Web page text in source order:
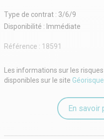
R+1)
. Lot 3A : 918 m² (734 m²
. Lot 4A : 1 438 m² (1 152 m²
. Lot 6A : 476 m² (378 m²
R+1)
Prestations des locaux
. Livraison par porte
Type de contrat : 3/6/9
Disponibilité : Immédiate
Référence : 18591
Les informations sur les
disponibles sur le site
En savoir